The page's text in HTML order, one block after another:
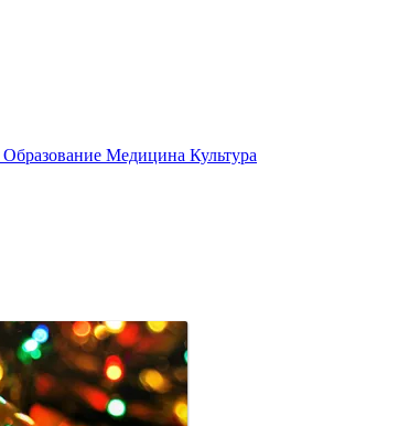
Образование Медицина Культура